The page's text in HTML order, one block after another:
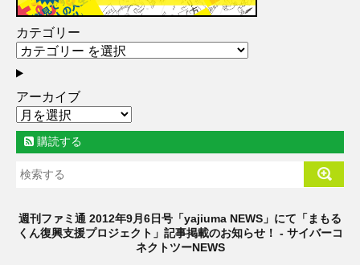
カテゴリー
アーカイブ
購読する
週刊ファミ通 2012年9月6日号「yajiuma NEWS」にて「まもる
くん復興支援プロジェクト」記事掲載のお知らせ！ - サイバーコ
ネクトツーNEWS